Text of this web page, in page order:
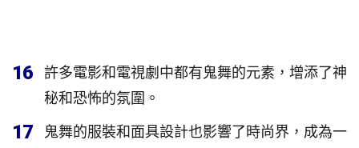
16
許多電影和電視劇中都有鬼舞的元素，增添了神
秘和恐怖的氛圍。
17
鬼舞的服裝和面具設計也影響了時尚界，成為一